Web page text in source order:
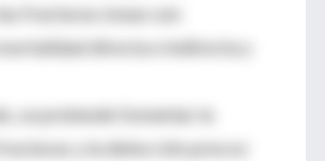
fracturas óseas son
directa e indirecta y
se pretende fomentar la
y la detección precoz